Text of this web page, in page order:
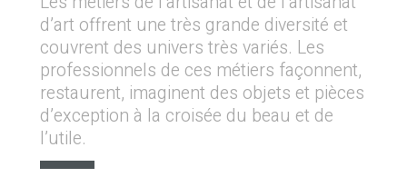
d’art offrent une très grande diversité et
couvrent des univers très variés. Les
professionnels de ces métiers façonnent,
restaurent, imaginent des objets et pièces
d’exception à la croisée du beau et de
l’utile.